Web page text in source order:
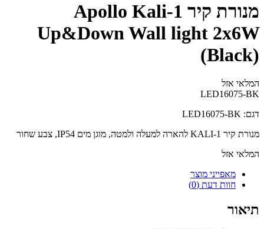
מנורת קיר Apollo Kali-1
Up&Down Wall light 2x6W
(Black)
המלאי אזל
LED16075-BK
דגם: LED16075-BK
מנורת קיר KALI-1 להארה למעלה ולמטה, מוגן מים IP54, צבע שחור
המלאי אזל
מאפייני מוצר
חוות דעת (0)
תיאור